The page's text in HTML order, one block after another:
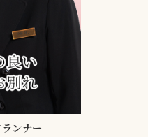
ンナー